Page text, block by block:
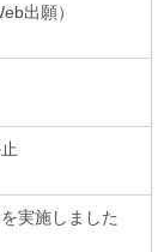
出願）
実施しました